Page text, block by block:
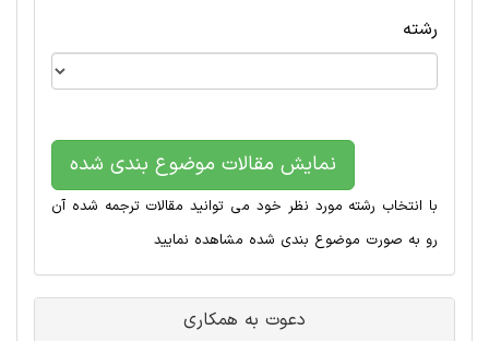
رشته
نمایش مقالات موضوع بندی شده
با انتخاب رشته مورد نظر خود می توانید مقالات ترجمه شده آن
رو به صورت موضوع بندی شده مشاهده نمایید
دعوت به همکاری